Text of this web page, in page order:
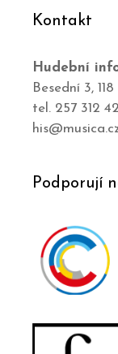
Kontakt
Hudební
Besední 3,
tel. 257 312
Podporují